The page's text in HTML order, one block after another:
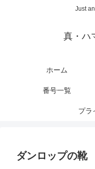
Just
真・ハ
ホーム
番号一覧
プラ
ダンロップの靴